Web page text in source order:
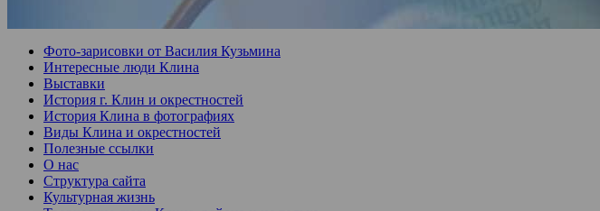
Фото-зарисовки от Василия Кузьмина
Интересные люди Клина
Выставки
История г. Клин и окрестностей
История Клина в фотографиях
Виды Клина и окрестностей
Полезные ссылки
О нас
Структура сайта
Культурная жизнь